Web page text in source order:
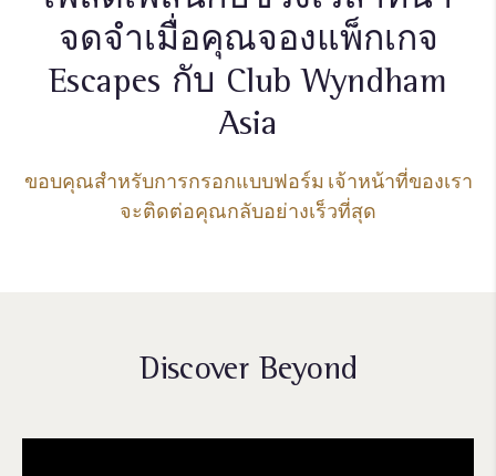
จดจำเมื่อคุณจองแพ็กเกจ
Escapes กับ Club Wyndham
Asia
ขอบคุณสำหรับการกรอกแบบฟอร์ม เจ้าหน้าที่ของเรา
จะติดต่อคุณกลับอย่างเร็วที่สุด
Discover Beyond